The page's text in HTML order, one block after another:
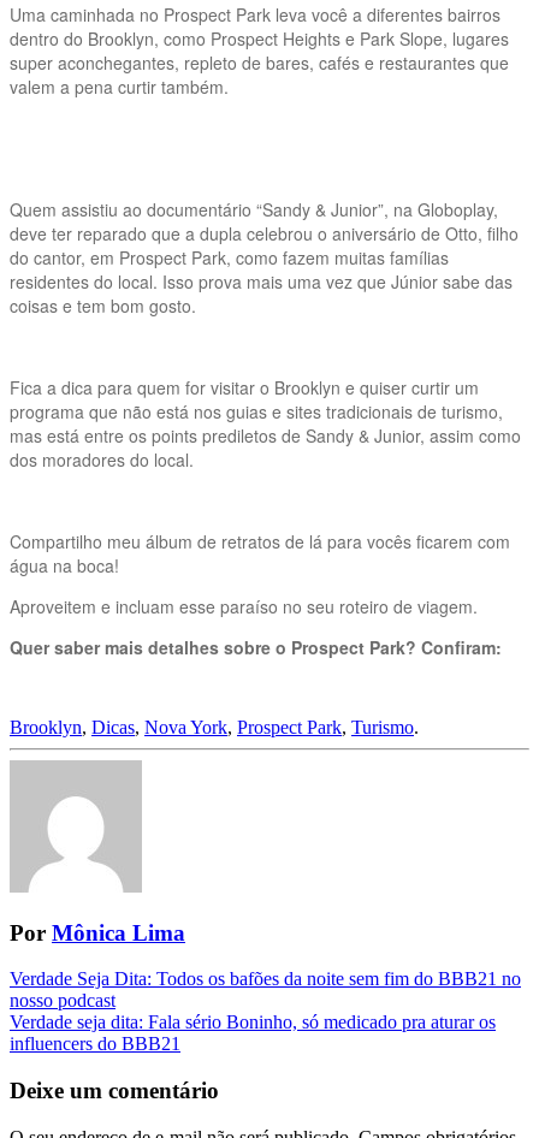
Uma caminhada no Prospect Park leva você a diferentes bairros
dentro do Brooklyn, como Prospect Heights e Park Slope, lugares
super aconchegantes, repleto de bares, cafés e restaurantes que
valem a pena curtir também.
Quem assistiu ao documentário “Sandy & Junior”, na Globoplay,
deve ter reparado que a dupla celebrou o aniversário de Otto, filho
do cantor, em Prospect Park, como fazem muitas famílias
residentes do local. Isso prova mais uma vez que Júnior sabe das
coisas e tem bom gosto.
Fica a dica para quem for visitar o Brooklyn e quiser curtir um
programa que não está nos guias e sites tradicionais de turismo,
mas está entre os points prediletos de Sandy & Junior, assim como
dos moradores do local.
Compartilho meu álbum de retratos de lá para vocês ficarem com
água na boca!
Aproveitem e incluam esse paraíso no seu roteiro de viagem.
Quer saber mais detalhes sobre o Prospect Park? Confiram:
Brooklyn, Dicas, Nova York, Prospect Park, Turismo.
Por Mônica Lima
Navegação
da
Postagem
Verdade Seja Dita: Todos os bafões da noite sem fim do BBB21 no
nosso podcast
Verdade seja dita: Fala sério Boninho, só medicado pra aturar os
influencers do BBB21
Deixe um comentário